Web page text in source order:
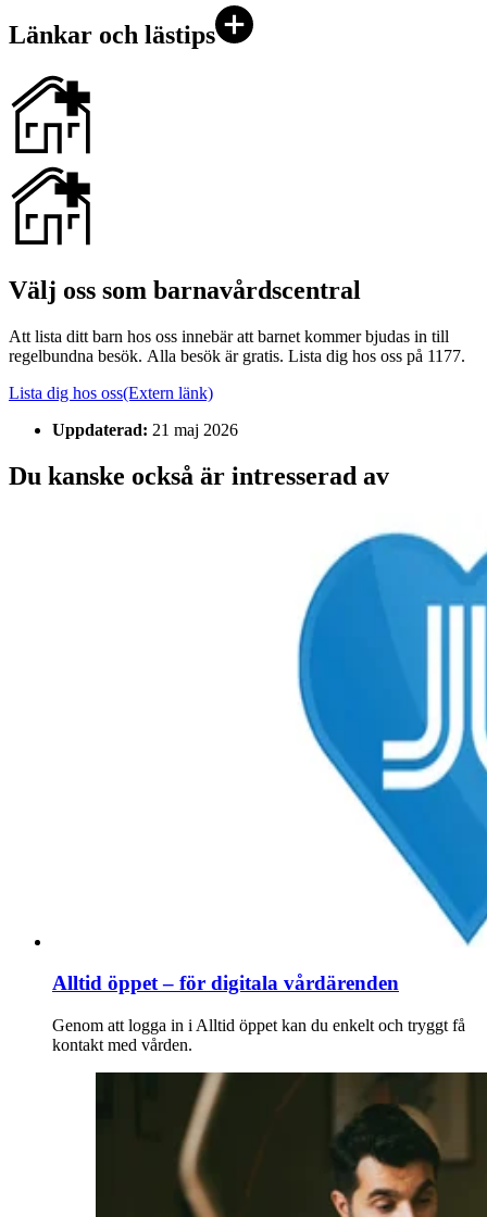
Länkar och lästips
Välj oss som barnavårdscentral
Att lista ditt barn hos oss innebär att barnet kommer bjudas in till
regelbundna besök. Alla besök är gratis. Lista dig hos oss på 1177.
Lista dig hos oss(Extern länk)
Uppdaterad: 21 maj 2026
Du kanske också är intresserad av
Alltid öppet – för digitala vårdärenden
Genom att logga in i Alltid öppet kan du enkelt och tryggt få
kontakt med vården.